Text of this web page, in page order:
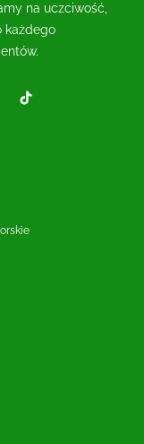
na uczciwość,
każdego